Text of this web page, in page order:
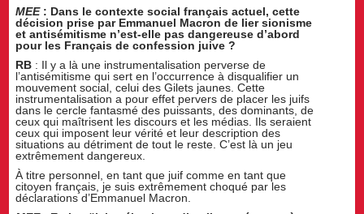
MEE : Dans le contexte social français actuel, cette
décision prise par Emmanuel Macron de lier sionisme
et antisémitisme n’est-elle pas dangereuse d’abord
pour les Français de confession juive ?
RB : Il y a là une instrumentalisation perverse de
l’antisémitisme qui sert en l’occurrence à disqualifier un
mouvement social, celui des Gilets jaunes. Cette
instrumentalisation a pour effet pervers de placer les juifs
dans le cercle fantasmé des puissants, des dominants, de
ceux qui maîtrisent les discours et les médias. Ils seraient
ceux qui imposent leur vérité et leur description des
situations au détriment de tout le reste. C’est là un jeu
extrêmement dangereux.
À titre personnel, en tant que juif comme en tant que
citoyen français, je suis extrêmement choqué par les
déclarations d’Emmanuel Macron.